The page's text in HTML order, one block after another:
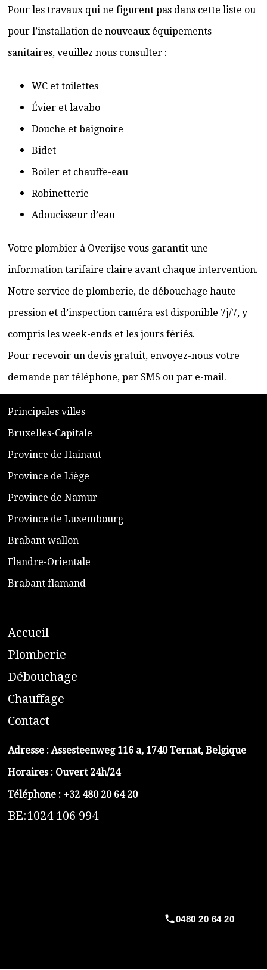
Pour les travaux qui ne figurent pas dans cette liste ou
pour l’installation de nouveaux équipements
sanitaires, veuillez nous consulter :
WC et toilettes
Évier et lavabo
Douche et baignoire
Bidet
Boiler et chauffe-eau
Robinetterie
Adoucisseur d’eau
Votre plombier à Overijse vous garantit une
information tarifaire claire avant chaque intervention.
Notre service de plomberie, de débouchage haute
pression et d’inspection caméra est disponible 7j/7, y
compris les week-ends et les jours fériés.
Pour recevoir un devis gratuit, envoyez-nous votre
demande par téléphone, par SMS ou par e-mail.
​Principales villes
​Bruxelles-Capitale
​Province de Hainaut
Province de Liège
​Province de Namur
​Province de Luxembourg
​Brabant wallon
​Flandre-Orientale
​Brabant flamand
Accueil
​Plomberie
Débouchage
Chauffage
Contact
Adresse : Assesteenweg 116 a, 1740 Ternat, Belgique
Horaires : Ouvert 24h/24
Téléphone : +32 480 20 64 20
BE:1024 106 994
0480 20 64 20